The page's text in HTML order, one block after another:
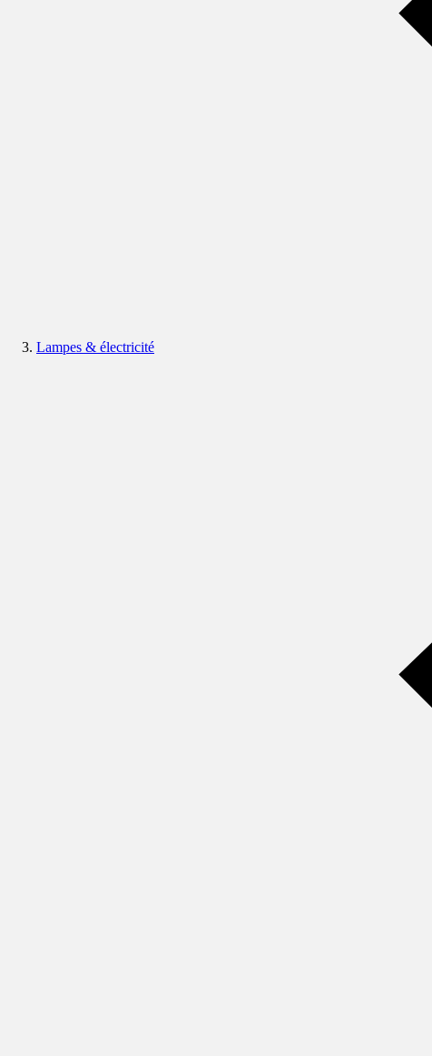
Lampes & électricité